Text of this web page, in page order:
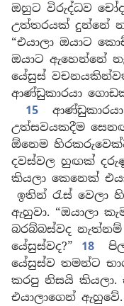
ඔහුට විරුද්ධව
උත්තරයක් දුන්නේ
“එයාලා ඔයාට
ඔයාට ඇහෙන්නේ
යේසුස්
ආණ්ඩුකාරයා
15
උත්සවයකදීම
ඕනෙම
දවස්වල හුඟක්
කියලා කෙනෙක්
ඉතින් රැස් වෙලා
ඇහුවා. “ඔයාලා
බරබ්බස්වද
යේසුස්වද?”
18
යේසුස්ව තමන්ට
කරපු නිසයි කියලා.
එයාලාගෙන් ඇහුවේ.